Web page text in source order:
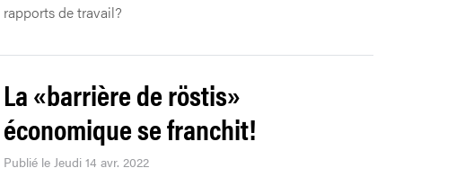
rapports de travail?
La «barrière de röstis»
économique se franchit!
Publié le Jeudi 14 avr. 2022